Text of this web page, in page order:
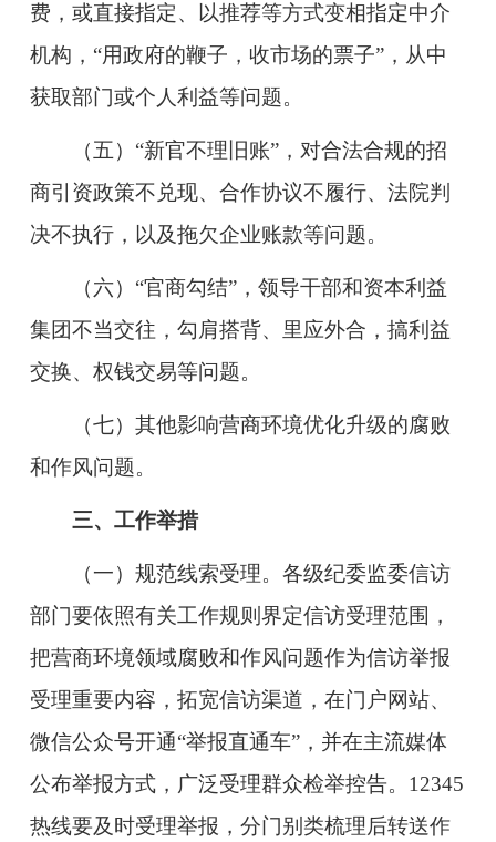
费，或直接指定、以推荐等方式变相指定中介
机构，“用政府的鞭子 ， 收市场的票子”，从中
获取部门或个人利益等问题。
（五）“新官不理旧账”，对合法合规的招
商引资政策不兑现、合作协议不履行、法院判
决不执行，以及拖欠企业账款等问题。
（六）“官商勾结”，领导干部和资本利益
集团不当交往，勾肩搭背、里应外合，搞利益
交换、权钱交易等问题。
（七）其他影响营商环境优化升级的腐败
和作风问题。
三、工作举措
（一）规范线索受理。各级纪委监委信访
部门要依照有关工作规则界定信访受理范围，
把营商环境领域腐败和作风问题作为信访举报
受理重要内容，拓宽信访渠道，在门户网站、
微信公众号开通“举报直通车”，并在主流媒体
公布举报方式，广泛受理群众检举控告。12345
热线要及时受理举报，分门别类梳理后转送作